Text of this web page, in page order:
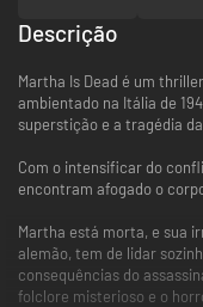
Descrição
Martha Is Dead é um
ambientado na Itália de
superstição e a tragédia
Com o intensificar do
encontram afogado o
Martha está morta, e sua
alemão, tem de lidar
consequências do
folclore misterioso e o